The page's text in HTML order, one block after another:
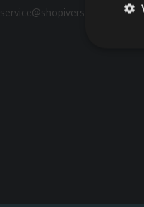
service@shopivers.com maj